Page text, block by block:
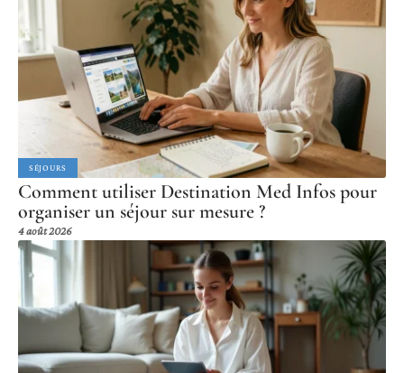
SÉJOURS
Comment utiliser Destination Med Infos pour
organiser un séjour sur mesure ?
4 août 2026